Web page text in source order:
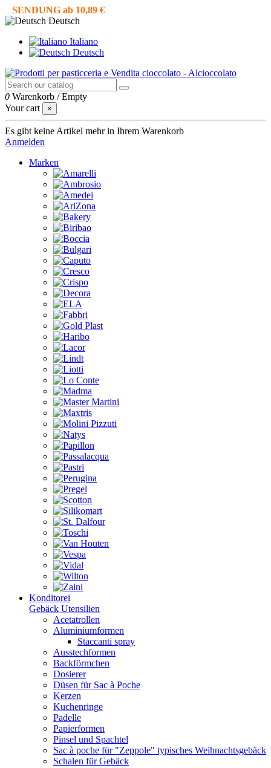
SENDUNG ab 10,89 €
Deutsch
Italiano
Deutsch
0 Warenkorb /Empty
Your cart
×
Es gibt keine Artikel mehr in Ihrem Warenkorb
Anmelden
Marken
Konditorei
Gebäck Utensilien
Acetatrollen
Aluminiumformen
Staccanti spray
Ausstechformen
Backförmchen
Dosierer
Düsen für Sac à Poche
Kerzen
Kuchenringe
Padelle
Papierformen
Pinsel und Spachtel
Sac à poche für "Zeppole" typisches Weihnachtsgebäck
Schalen für Gebäck